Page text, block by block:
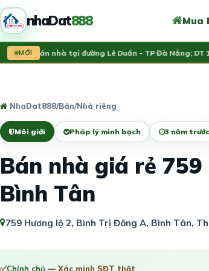
nhaDat888 Mua
MỚI
rao bán nhà tại đường Lê Duẩn - TP Đà Nẵng; DT 1
NhaDat888/Bán/Nhà riêng
Môi giới Pháp lý minh bạch 3 năm trước
Bán nhà giá rẻ
Bình Tân
759 Hương lộ 2, Bình Trị Đông A, Bình Tân,
✅Chính chủ — Xác minh SĐT thật